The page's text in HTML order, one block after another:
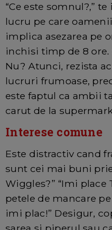
“Ce este somnul?,”
lucru pe care
implica asezarea pe
inchisi timp de 8 ore.
Nu? Atunci, rezista
lucruri frumoase,
este faptul ca ambii
carut de la
Interese comune
Este distractiv cand
sunt cei mai buni
Wiggles?” “Imi place
petele de mancare
imi plac!” Desigur,